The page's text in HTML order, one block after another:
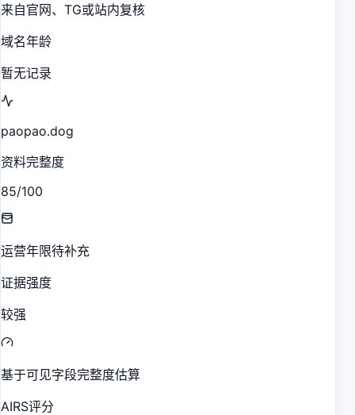
来自官网、TG或站内复核
域名年龄
暂无记录
paopao.dog
资料完整度
85/100
运营年限待补充
证据强度
较强
基于可见字段完整度估算
AIRS评分